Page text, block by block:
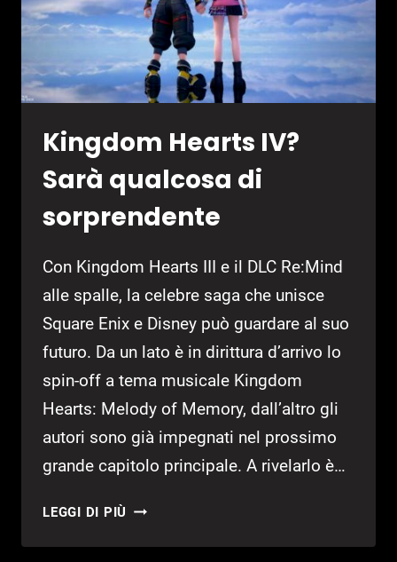
Kingdom Hearts IV?
Sarà qualcosa di
sorprendente
Con Kingdom Hearts III e il DLC Re:Mind
alle spalle, la celebre saga che unisce
Square Enix e Disney può guardare al suo
futuro. Da un lato è in dirittura d’arrivo lo
spin-off a tema musicale Kingdom
Hearts: Melody of Memory, dall’altro gli
autori sono già impegnati nel prossimo
grande capitolo principale. A rivelarlo è…
LEGGI DI PIÙ KINGDOM
IV?